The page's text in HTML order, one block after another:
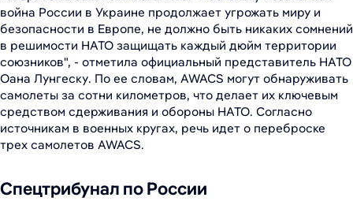
война России в Украине продолжает угрожать миру и
безопасности в Европе, не должно быть никаких сомнений
в решимости НАТО защищать каждый дюйм территории
союзников", - отметила официальный представитель НАТО
Оана Лунгеску. По ее словам, AWACS могут обнаруживать
самолеты за сотни километров, что делает их ключевым
средством сдерживания и обороны НАТО. Согласно
источникам в военных кругах, речь идет о переброске
трех самолетов AWACS.
Спецтрибунал по России